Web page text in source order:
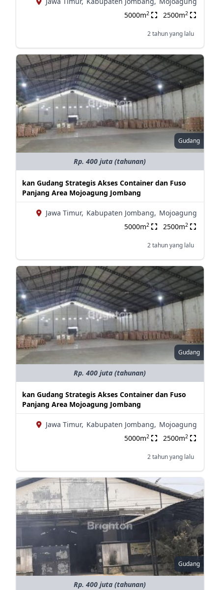
5000m2 2500m2
2 tahun yang lalu
Gudang
Rp. 400 juta (tahunan)
kan Gudang Strategis Akses Container dan Fuso
Panjang Area Mojoagung Jombang
Jawa Timur, Kabupaten Jombang, Mojoagung
5000m2 2500m2
2 tahun yang lalu
Gudang
Rp. 400 juta (tahunan)
kan Gudang Strategis Akses Container dan Fuso
Panjang Area Mojoagung Jombang
Jawa Timur, Kabupaten Jombang, Mojoagung
5000m2 2500m2
2 tahun yang lalu
Gudang
Rp. 400 juta (tahunan)